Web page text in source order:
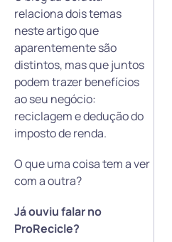
relaciona dois temas
neste artigo que
aparentemente são
distintos, mas que juntos
podem trazer benefícios
ao seu negócio:
reciclagem e dedução do
imposto de renda.
O que uma coisa tem a ver
com a outra?
Já ouviu falar no
ProRecicle?